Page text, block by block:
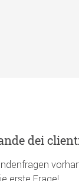
dei